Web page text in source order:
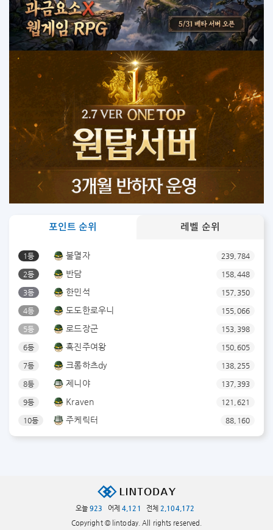
포인트 순위 레벨 순위
1등 불멸자 239,784
2등 반담 158,448
3등 한민석 157,350
4등 도도한로우니 155,066
5등 로드장군 153,398
6등 흑진주여왕 150,605
7등 크롬하츠dy 138,255
8등 제니야 137,393
9등 Kraven 121,621
10등 주케릭터 88,160
오늘923 어제4,121 전체 2,104,172
Copyright © lintoday. All rights reserved.